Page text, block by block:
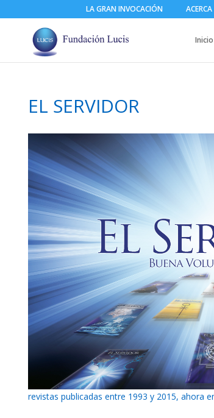
LA GRAN INVOCACIÓN
Inicio
EL SERVIDOR
revistas publicadas entre 1993 y 2015, ahora